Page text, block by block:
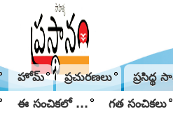
హోమ్ ప్రచురణలు ప్రసిద్థ
ఈ సంచికలో ... గత సంచికలు